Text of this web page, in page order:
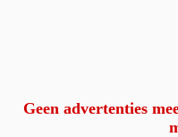
Geen advertenties